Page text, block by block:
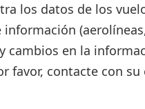
los datos de los
cambios en la
favor, contacte con su